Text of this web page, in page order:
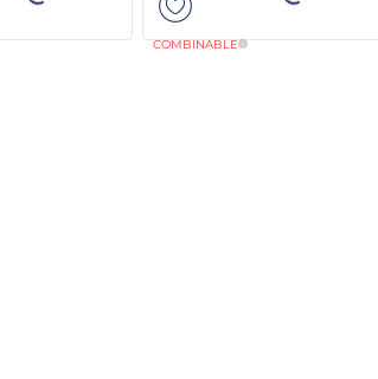
Añadir
COMBINABLE
Añadir